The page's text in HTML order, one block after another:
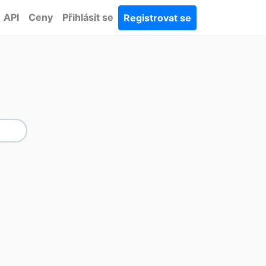
API Ceny Přihlásit se Registrovat se